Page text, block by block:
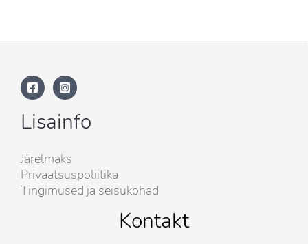
Lisainfo
Järelmaks
Privaatsuspoliitika
Tingimused ja seisukohad
Kontakt